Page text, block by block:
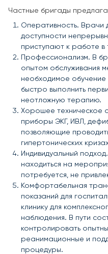
Частные бригады
Оперативность. Врачи
доступности
приступают к работе в
Профессионализм. В
опытом обслуживания
необходимое обучение
быстро выполнить
неотложную терапию.
Хорошее техническое
приборы ЭКГ, ИВЛ,
позволяющие
гипертонических
Индивидуальный
находиться на
потребуется, не
Комфортабельная
показаний для
клинику для
наблюдения. В пути
контролировать
реанимационные и
процедуры.